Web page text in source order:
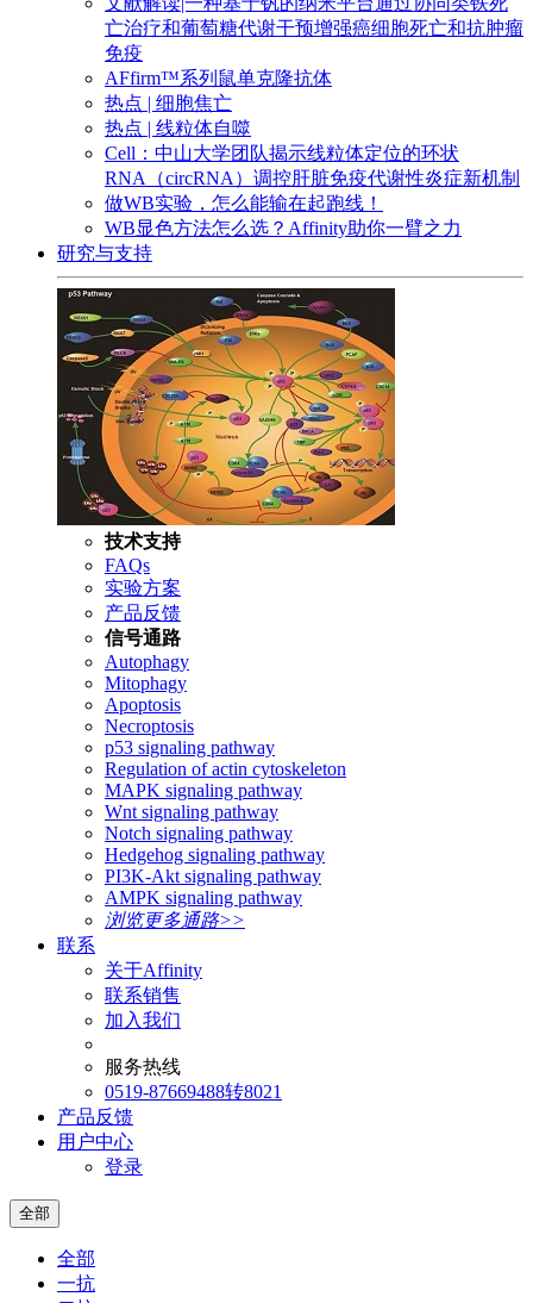
亡治疗和葡萄糖代谢干预增强癌细胞死亡和抗肿瘤
免疫
AFfirm™系列鼠单克隆抗体
热点 | 细胞焦亡
热点 | 线粒体自噬
Cell：中山大学团队揭示线粒体定位的环状
RNA（circRNA）调控肝脏免疫代谢性炎症新机制
做WB实验，怎么能输在起跑线！
WB显色方法怎么选？Affinity助你一臂之力
研究与支持
技术支持
FAQs
实验方案
产品反馈
信号通路
Autophagy
Mitophagy
Apoptosis
Necroptosis
p53 signaling pathway
Regulation of actin cytoskeleton
MAPK signaling pathway
Wnt signaling pathway
Notch signaling pathway
Hedgehog signaling pathway
PI3K-Akt signaling pathway
AMPK signaling pathway
浏览更多通路>>
联系
关于Affinity
联系销售
加入我们
服务热线
0519-87669488转8021
产品反馈
用户中心
登录
全部
全部
一抗